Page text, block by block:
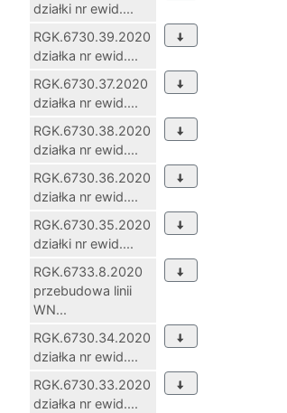
działki nr ewid....
RGK.6730.39.2020
działka nr ewid....
RGK.6730.37.2020
działka nr ewid....
RGK.6730.38.2020
działka nr ewid....
RGK.6730.36.2020
działka nr ewid....
RGK.6730.35.2020
działki nr ewid....
RGK.6733.8.2020
przebudowa linii
WN...
RGK.6730.34.2020
działka nr ewid....
RGK.6730.33.2020
działka nr ewid....